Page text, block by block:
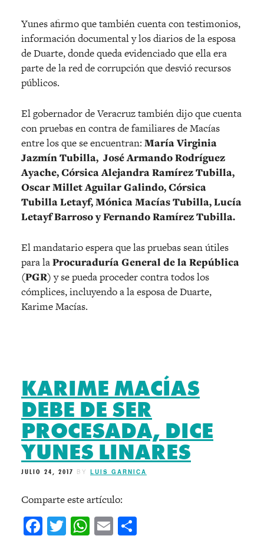
Yunes afirmo que también cuenta con testimonios,
información documental y los diarios de la esposa
de Duarte, donde queda evidenciado que ella era
parte de la red de corrupción que desvió recursos
públicos.
El gobernador de Veracruz también dijo que cuenta
con pruebas en contra de familiares de Macías
entre los que se encuentran: María Virginia
Jazmín Tubilla, José Armando Rodríguez
Ayache, Córsica Alejandra Ramírez Tubilla,
Oscar Millet Aguilar Galindo, Córsica
Tubilla Letayf, Mónica Macías Tubilla, Lucía
Letayf Barroso y Fernando Ramírez Tubilla.
El mandatario espera que las pruebas sean útiles
para laProcuraduría General de la República
(PGR)y se pueda proceder contra todos los
cómplices, incluyendo a la esposa de Duarte,
Karime Macías.
KARIME MACÍAS
DEBE DE SER
PROCESADA, DICE
YUNES LINARES
JULIO 24, 2017 BY LUIS GARNICA
Comparte este artículo:
Facebook
Twitter
WhatsApp
Email